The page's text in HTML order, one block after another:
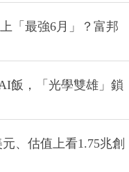
「最強6月」？富邦
飯，「光學雙雄」鎖
、估值上看1.75兆創